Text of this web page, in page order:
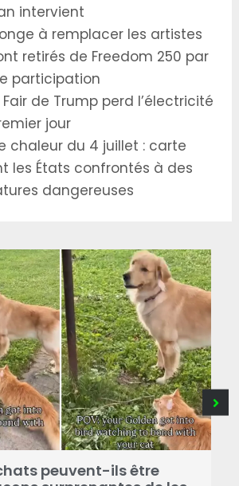
intervient
à remplacer les artistes
retirés de Freedom 250 par
participation
de Trump perd l’électricité
jour
chaleur du 4 juillet : carte
les États confrontés à des
dangereuses
peuvent-ils être